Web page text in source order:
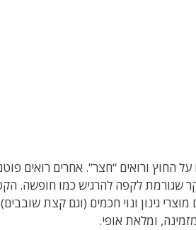
החוץ ורואים “חצר”. אחרים רואים
שגורמת לקפה להרגיש כמו חופשה.
גינון ונוי חכמים (וגם קצת
ומלאת אופי.